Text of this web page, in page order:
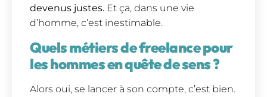
devenus justes. Et ça, dans une vie
d’homme, c’est inestimable.
Quels métiers de freelance pour
les hommes en quête de sens ?
Alors oui, se lancer à son compte, c’est bien.